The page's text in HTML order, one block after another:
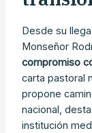
Desde su
Monseñor
compromiso
carta pastoral
propone
nacional,
institución